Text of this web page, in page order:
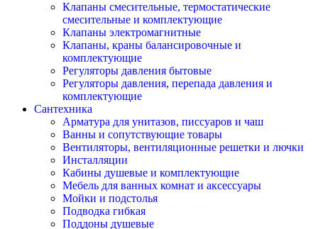
Клапаны смесительные, термостатические
смесительные и комплектующие
Клапаны электромагнитные
Клапаны, краны балансировочные и
комплектующие
Регуляторы давления бытовые
Регуляторы давления, перепада давления и
комплектующие
Сантехника
Арматура для унитазов, писсуаров и чаш
Ванны и сопутствующие товары
Вентиляторы, вентиляционные решетки и лючки
Инсталляции
Кабины душевые и комплектующие
Мебель для ванных комнат и аксессуары
Мойки и подстолья
Подводка гибкая
Поддоны душевые